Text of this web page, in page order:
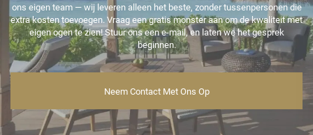
ons eigen team — wij leveren alleen het beste, zonder tussenpersonen die
extra kosten toevoegen. Vraag een gratis monster aan om de kwaliteit met
eigen ogen te zien! Stuur ons een e-mail, en laten we het gesprek
beginnen.
Neem Contact Met Ons Op